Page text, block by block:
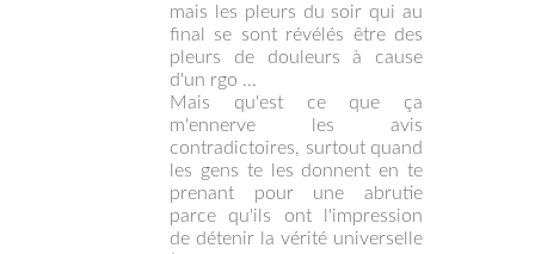
mais les pleurs du soir qui au
final se sont révélés être des
pleurs de douleurs à cause
d'un rgo ...
Mais qu'est ce que ça
m'ennerve les avis
contradictoires, surtout quand
les gens te les donnent en te
prenant pour une abrutie
parce qu'ils ont l'impression
de détenir la vérité universelle